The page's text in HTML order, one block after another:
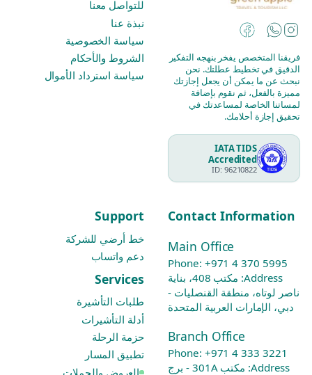
Instagram
WhatsApp
Facebook
فريقنا المتخصص يفخر بنهجه التفكير
الدقيق في تخطيط عطلتك. نحن
نبحث عن ما يمكن أن يجعل إجازتك
مميزة بالفعل، ثم نقوم بإضافة
لمساتنا الخاصة لمساعدتك في
تحقيق إجازة أحلامك.
IATA TIDS
Accredited
ID: 96210822
للتواصل معنا
نبذة عنا
سياسة الخصوصية
الشروط والأحكام
سياسة استرداد الأموال
Contact Information
Main Office
Phone: +971 4 370 5995
Address: مكتب 408، بناية
ناصر لوتاه، منطقة القنصليات -
دبي، الإمارات العربية المتحدة
Branch Office
Phone: +971 4 333 3221
Address: مكتب 301A - برج
Support
خط أرضي للشركة
دعم واتساب
Services
طلبات التأشيرة
أدلة التأشيرات
حزمة الرحلة
تطبيق المسار
العروض والحملات